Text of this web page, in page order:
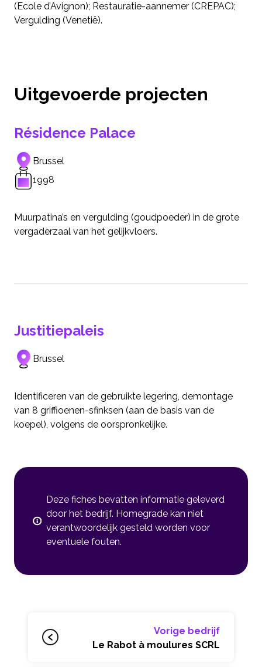
(Ecole d’Avignon); Restauratie-aannemer (CREPAC);
Vergulding (Venetië).
Uitgevoerde projecten
Résidence Palace
Brussel
1998
Muurpatina’s en vergulding (goudpoeder) in de grote
vergaderzaal van het gelijkvloers.
Justitiepaleis
Brussel
Identificeren van de gebruikte legering, demontage
van 8 griffioenen-sfinksen (aan de basis van de
koepel), volgens de oorspronkelijke.
Deze fiches bevatten informatie geleverd
door het bedrijf. Homegrade kan niet
verantwoordelijk gesteld worden voor
eventuele fouten.
Vorige bedrijf
Le Rabot à moulures SCRL